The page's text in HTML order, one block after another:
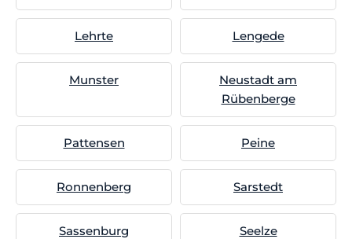
Lehrte Lengede
Munster
Neustadt am
Rübenberge
Pattensen Peine
Ronnenberg Sarstedt
Sassenburg Seelze